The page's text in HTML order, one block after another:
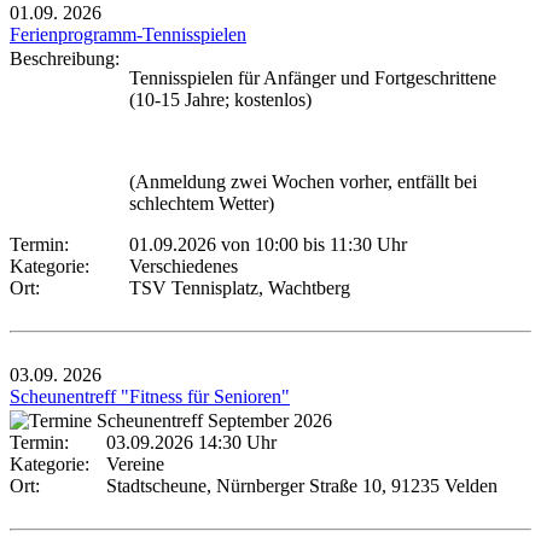
01.09. 2026
Ferienprogramm-Tennisspielen
Beschreibung:
Tennisspielen für Anfänger und Fortgeschrittene
(10-15 Jahre; kostenlos)
(Anmeldung zwei Wochen vorher, entfällt bei
schlechtem Wetter)
Termin:
01.09.2026 von 10:00 bis 11:30 Uhr
Kategorie:
Verschiedenes
Ort:
TSV Tennisplatz, Wachtberg
03.09. 2026
Scheunentreff "Fitness für Senioren"
Termin:
03.09.2026 14:30 Uhr
Kategorie:
Vereine
Ort:
Stadtscheune, Nürnberger Straße 10, 91235 Velden